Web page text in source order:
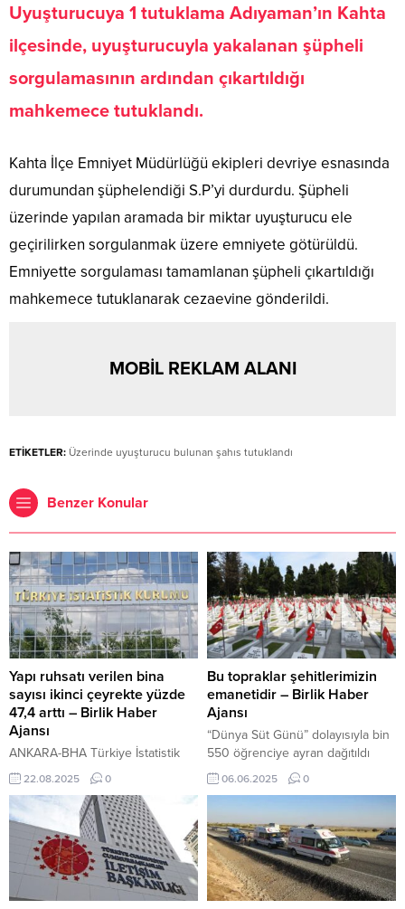
Uyuşturucuya 1 tutuklama Adıyaman’ın Kahta
ilçesinde, uyuşturucuyla yakalanan şüpheli
sorgulamasının ardından çıkartıldığı
mahkemece tutuklandı.
Kahta İlçe Emniyet Müdürlüğü ekipleri devriye esnasında
durumundan şüphelendiği S.P’yi durdurdu. Şüpheli
üzerinde yapılan aramada bir miktar uyuşturucu ele
geçirilirken sorgulanmak üzere emniyete götürüldü.
Emniyette sorgulaması tamamlanan şüpheli çıkartıldığı
mahkemece tutuklanarak cezaevine gönderildi.
MOBİL REKLAM ALANI
ETİKETLER: Üzerinde uyuşturucu bulunan şahıs tutuklandı
Benzer Konular
Yapı ruhsatı verilen bina
sayısı ikinci çeyrekte yüzde
47,4 arttı – Birlik Haber
Ajansı
ANKARA-BHA Türkiye İstatistik
Kurumu (TÜİK), 2025 yılının ikinci
çeyreğine ilişkin yapı izin
istatistiklerini yayımladı. Yeni
düzenleme ile yalnızca
belediyeler tarafından verilen
belgeleri içeren istatistiklere, tüm
yetkili idarelerin düzenlediği
belgeler de dahil edildi. 2010’dan
22.08.2025 0
Bu topraklar şehitlerimizin
emanetidir – Birlik Haber
Ajansı
“Dünya Süt Günü” dolayısıyla bin
550 öğrenciye ayran dağıtıldı
TRABZON-BHA Trabzon
Büyükşehir Belediye Başkanı
Ahmet Metin Genç, Kurban
Bayramı öncesinde Sülüklü
Mezarlığı’nda bulunan şehitliği
ziyaret etti. Vatan uğruna canlarını
feda eden kahraman şehitleri
dualarla anan Başkan Genç, şehit
06.06.2025 0